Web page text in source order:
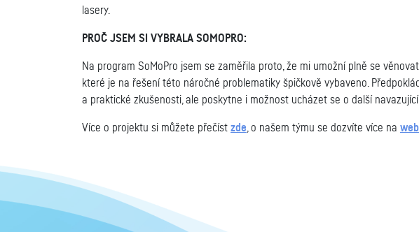
lasery.
PROČ JSEM SI VYBRALA SOMOPRO:
Na program SoMoPro jsem se zaměřila proto, že mi umožní plně se
které je na řešení této náročné problematiky špičkově vybaveno.
a praktické zkušenosti, ale poskytne i možnost ucházet se o další
Více o projektu si můžete přečíst zde , o našem týmu se dozvíte více na